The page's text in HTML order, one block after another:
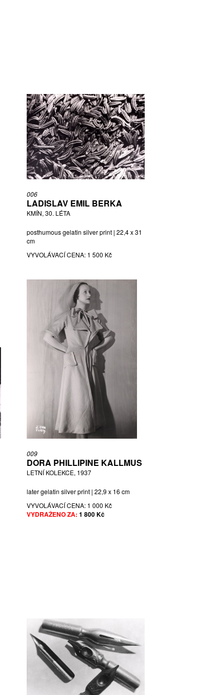
006
LADISLAV EMIL BERKA
KMÍN, 30. LÉTA
posthumous gelatin silver print | 22,4 x 31
cm
VYVOLÁVACÍ CENA: 1 500 Kč
009
DORA PHILLIPINE KALLMUS
LETNÍ KOLEKCE, 1937
later gelatin silver print | 22,9 x 16 cm
VYVOLÁVACÍ CENA: 1 000 Kč
VYDRAŽENO ZA: 1 800 Kč